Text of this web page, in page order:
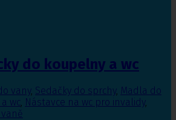
do koupelny a wc
vany, Sedačky do sprchy, Madla do
wc, Nástavce na wc pro invalidy,